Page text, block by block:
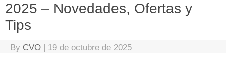
2025 – Novedades, Ofertas y
Tips
By CVO | 19 de octubre de 2025